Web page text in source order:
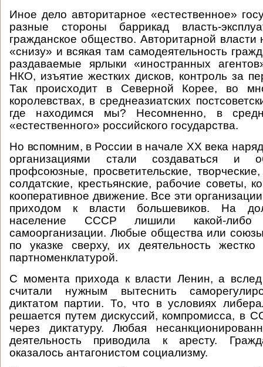
Иное дело авторитарное «естественное»
разные стороны баррикад власть-
гражданское общество. Авторитарной власти
«снизу» и всякая там самодеятельность
раздаваемые ярлыки «иностранных
НКО, изъятие жестких дисков, контроль за
Так происходит в Северной Корее, во
королевствах, в среднеазиатских
где находимся мы? Несомненно, в
«естественного» российского государства.
Но вспомним, в России в начале ХХ века
организациями стали создаваться и
профсоюзные, просветительские,
солдатские, крестьянские, рабочие советы,
кооперативное движение. Все эти
приходом к власти большевиков. На
население СССР лишили какой-либо
самоорганизации. Любые общества или
по указке сверху, их деятельность жестко
партноменклатурой.
С момента прихода к власти Ленин, а
считали нужным вытеснить
диктатом партии. То, что в условиях
решается путем дискуссий, компромисса, в
через диктатуру. Любая
деятельность приводила к аресту.
оказалось антагонистом социализму.